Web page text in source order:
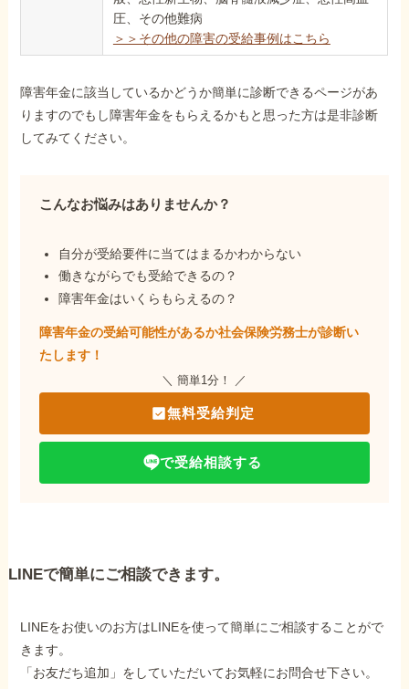
圧、その他難病
＞＞その他の障害の受給事例はこちら
障害年金に該当しているかどうか簡単に診断できるページがあ
りますのでもし障害年金をもらえるかもと思った方は是非診断
してみてください。
こんなお悩みはありませんか？
自分が受給要件に当てはまるかわからない
働きながらでも受給できるの？
障害年金はいくらもらえるの？
障害年金の受給可能性があるか社会保険労務士が診断い
たします！
＼ 簡単1分！ ／
無料受給判定
で受給相談する
LINEで簡単にご相談できます。
LINEをお使いのお方はLINEを使って簡単にご相談することがで
きます。
「お友だち追加」をしていただいてお気軽にお問合せ下さい。